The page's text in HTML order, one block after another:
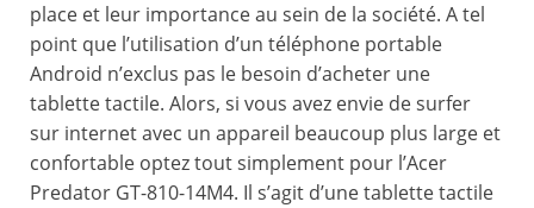
place et leur importance au sein de la société. A tel
point que l’utilisation d’un téléphone portable
Android n’exclus pas le besoin d’acheter une
tablette tactile. Alors, si vous avez envie de surfer
sur internet avec un appareil beaucoup plus large et
confortable optez tout simplement pour l’Acer
Predator GT-810-14M4. Il s’agit d’une tablette tactile